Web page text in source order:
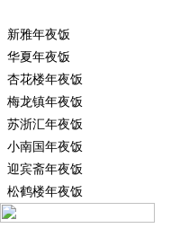
新雅年夜饭
华夏年夜饭
杏花楼年夜饭
梅龙镇年夜饭
苏浙汇年夜饭
小南国年夜饭
迎宾斋年夜饭
松鹤楼年夜饭